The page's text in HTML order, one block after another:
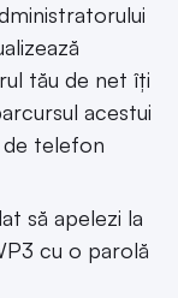
tău de net îți
acestui
de telefon
să apelezi la
cu o parolă